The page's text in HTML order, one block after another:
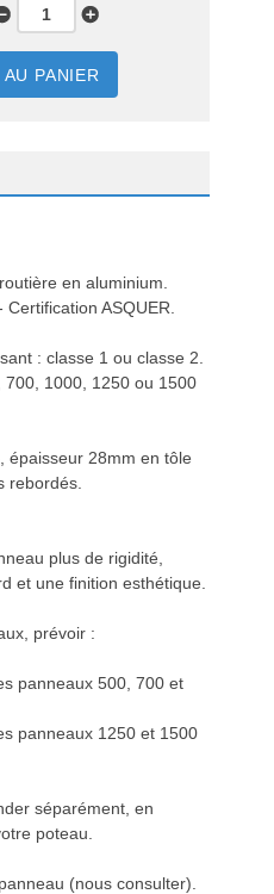
PANIER
en aluminium.
ASQUER.
: classe 1 ou classe 2.
1000, 1250 ou 1500
épaisseur 28mm en tôle
rebordés.
plus de rigidité,
et une finition esthétique.
prévoir :
panneaux 500, 700 et
panneaux 1250 et 1500
séparément, en
poteau.
(nous consulter).